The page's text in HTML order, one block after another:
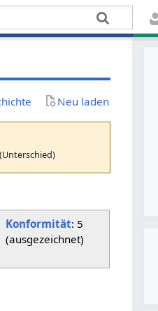
Neu laden
Konformität: 5
(ausgezeichnet)